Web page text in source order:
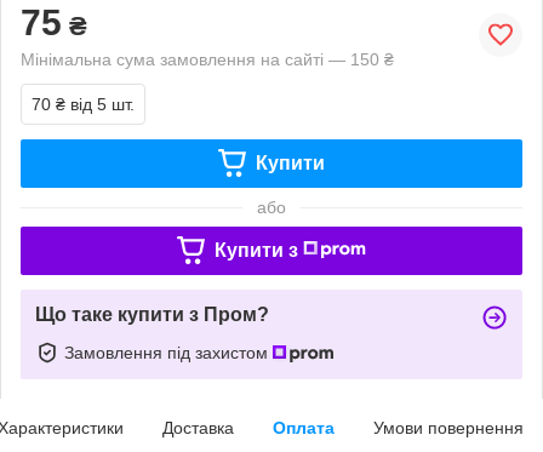
75 ₴
Мінімальна сума замовлення на сайті — 150 ₴
70 ₴ від 5 шт.
Купити
або
Купити з
Що таке купити з Пром?
Замовлення під захистом
Доставка Оплата Умови повернення